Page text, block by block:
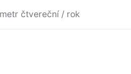
čtvereční / rok